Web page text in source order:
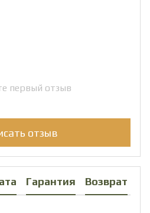
первый отзыв
отзыв
Гарантия Возврат